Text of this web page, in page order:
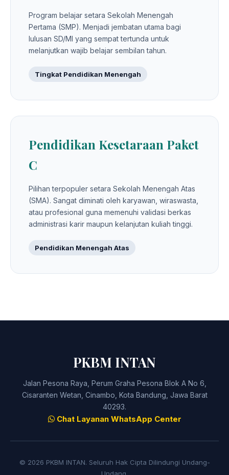
Program belajar setara Sekolah Menengah
Pertama (SMP). Menjadi jembatan utama bagi
lulusan SD/MI yang sempat tertunda untuk
melanjutkan wajib belajar sembilan tahun.
Tingkat Pendidikan Menengah
Pendidikan Kesetaraan Paket
C
Pilihan terpopuler setara Sekolah Menengah Atas
(SMA). Sangat diminati oleh karyawan, wiraswasta,
atau profesional guna memenuhi validasi berkas
administrasi karir maupun kelanjutan kuliah tinggi.
Pendidikan Menengah Atas
PKBM INTAN
Jalan Pesona Raya, Perum Graha Pesona Blok A No 6,
Cisaranten Wetan, Cinambo, Kota Bandung, Jawa Barat
40293.
Chat Layanan WhatsApp Center
© 2026 PKBM INTAN. Seluruh Hak Cipta Dilindungi Undang-
Undang.